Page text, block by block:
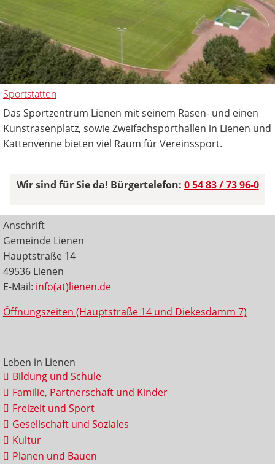
Sportstätten
Das Sportzentrum Lienen mit seinem Rasen- und einen
Kunstrasenplatz, sowie Zweifachsporthallen in Lienen und
Kattenvenne bieten viel Raum für Vereinssport.
Wir sind für Sie da! Bürgertelefon: 0 54 83 / 73 96-0
Anschrift
Gemeinde Lienen
Hauptstraße 14
49536 Lienen
E-Mail: info(at)lienen.de
Öffnungszeiten (Hauptstraße 14 und Diekesdamm 7)
Leben in Lienen
Bildung und Schule
Familie, Partnerschaft und Kinder
Freizeit und Sport
Gesellschaft und Soziales
Kultur
Planen und Bauen